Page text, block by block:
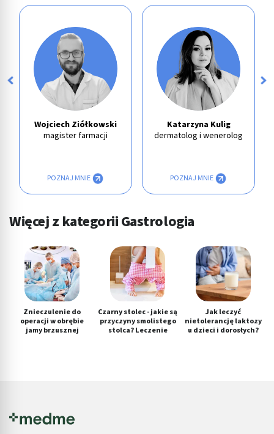
Wojciech Ziółkowski
magister farmacji
POZNAJ MNIE
Katarzyna Kulig
dermatolog i wenerolog
POZNAJ MNIE
Więcej z kategorii Gastrologia
Znieczulenie do
operacji w obrębie
jamy brzusznej
Czarny stolec - jakie są
przyczyny smolistego
stolca? Leczenie
Jak leczyć
nietolerancję laktozy
u dzieci i dorosłych?